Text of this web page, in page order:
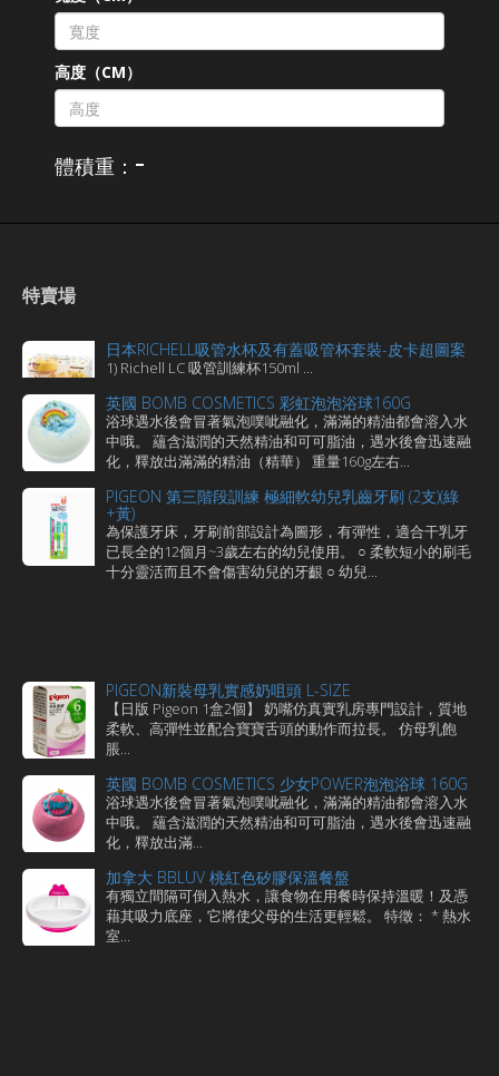
高度（CM）
體積重： -
特賣場
日本RICHELL吸管水杯及有蓋吸管杯套裝-皮卡超圖案
1) Richell LC 吸管訓練杯150ml ...
英國 BOMB COSMETICS 彩虹泡泡浴球160G
浴球遇水後會冒著氣泡噗呲融化，滿滿的精油都會溶入水
中哦。 蘊含滋潤的天然精油和可可脂油，遇水後會迅速融
化，釋放出滿滿的精油（精華） 重量160g左右...
PIGEON 第三階段訓練 極細軟幼兒乳齒牙刷 (2支)(綠
+黃)
為保護牙床，牙刷前部設計為圖形，有彈性，適合干乳牙
已長全的12個月~3歲左右的幼兒使用。 ○ 柔軟短小的刷毛
十分靈活而且不會傷害幼兒的牙齦 ○ 幼兒...
PIGEON新裝母乳實感奶咀頭 L-SIZE
【日版 Pigeon 1盒2個】 奶嘴仿真實乳房專門設計，質地
柔軟、高彈性並配合寶寶舌頭的動作而拉長。 仿母乳飽
脹...
英國 BOMB COSMETICS 少女POWER泡泡浴球 160G
浴球遇水後會冒著氣泡噗呲融化，滿滿的精油都會溶入水
中哦。 蘊含滋潤的天然精油和可可脂油，遇水後會迅速融
化，釋放出滿...
加拿大 BBLUV 桃紅色矽膠保溫餐盤
有獨立間隔可倒入熱水，讓食物在用餐時保持溫暖！及憑
藉其吸力底座，它將使父母的生活更輕鬆。 特徵： * 熱水
室...